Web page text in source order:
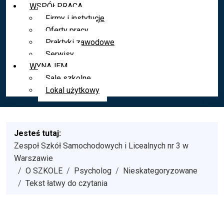
WSPÓŁPRACA
Firmy i instytucje
Oferty pracy
Praktyki zawodowe
Serwisy
WYNAJEM
Sale szkolne
Lokal użytkowy
Jesteś tutaj:
Zespoł Szkół Samochodowych i Licealnych nr 3 w
Warszawie
O SZKOLE
Psycholog
Nieskategoryzowane
Tekst łatwy do czytania